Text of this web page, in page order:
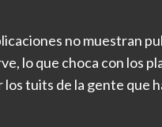
no muestran
lo que choca con los
tuits de la gente que